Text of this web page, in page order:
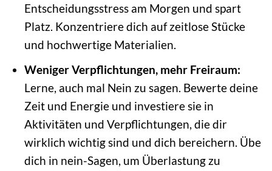
Entscheidungsstress am Morgen und spart
Platz. Konzentriere dich auf zeitlose Stücke
und hochwertige Materialien.
Weniger Verpflichtungen, mehr Freiraum:
Lerne, auch mal Nein zu sagen. Bewerte deine
Zeit und Energie und investiere sie in
Aktivitäten und Verpflichtungen, die dir
wirklich wichtig sind und dich bereichern. Übe
dich in nein-Sagen, um Überlastung zu